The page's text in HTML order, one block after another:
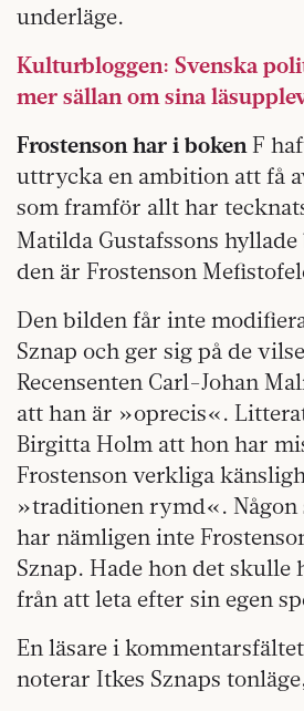
underläge.
Kulturbloggen: Svenska
mer sällan om sina
Frostenson har i boken F
uttrycka en ambition att få
som framför allt har
Matilda Gustafssons
den är Frostenson
Den bilden får inte
Sznap och ger sig på de
Recensenten Carl-Johan
att han är »oprecis«.
Birgitta Holm att hon har
Frostenson verkliga
»traditionen rymd«. Någon
har nämligen inte
Sznap. Hade hon det skulle
från att leta efter sin egen
En läsare i
noterar Itkes Sznaps